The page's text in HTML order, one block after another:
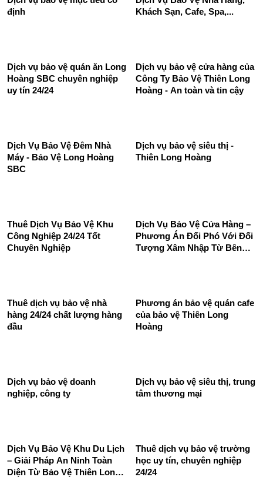
Dịch vụ bảo vệ mục tiêu cố
định
Dịch Vụ Bảo Vệ Nhà Hàng,
Khách Sạn, Cafe, Spa,...
Dịch vụ bảo vệ quán ăn Long
Hoàng SBC chuyên nghiệp
uy tín 24/24
Dịch vụ bảo vệ cửa hàng của
Công Ty Bảo Vệ Thiên Long
Dịch Vụ Bảo Vệ Đêm Nhà
Máy - Bảo Vệ Long Hoàng
SBC
Dịch vụ bảo vệ siêu thị -
Thiên Long Hoàng
Thuê Dịch Vụ Bảo Vệ Khu
Công Nghiệp 24/24 Tốt
Chuyên Nghiệp
Dịch Vụ Bảo Vệ Cửa Hàng –
Phương Án Đối Phó Với Đối
Tượng Xâm Nhập Từ Bên
Thuê dịch vụ bảo vệ nhà
hàng 24/24 chất lượng hàng
Phương án bảo vệ quán cafe
của bảo vệ Thiên Long
Dịch vụ bảo vệ doanh
nghiệp, công ty
Dịch vụ bảo vệ siêu thị, trung
tâm thương mại